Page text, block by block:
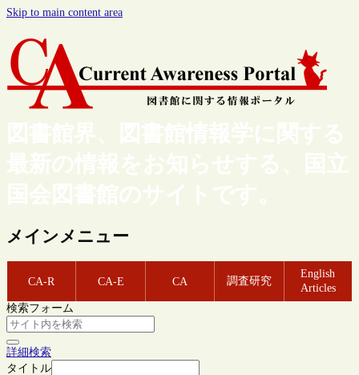
Skip to main content area
図書館界、図書館情報学に関する
最新の情報をお知らせする、国立
国会図書館のサイトです。
メインメニュー
CA-R CA-E CA 調査研究
English
Articles
検索フォーム
詳細検索
タイトル